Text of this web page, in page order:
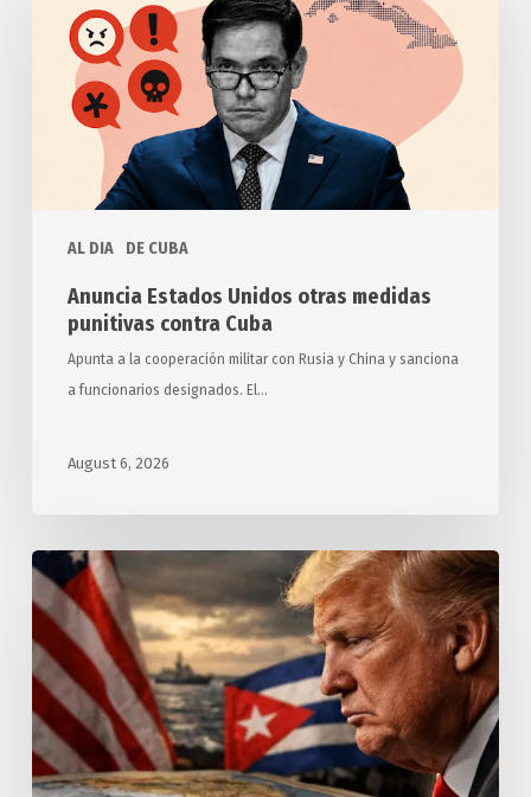
AL DIA DE CUBA
Unidos
medidas
punitivas
Anuncia Estados Unidos otras medidas
punitivas contra Cuba
Apunta a la cooperación militar con Rusia y China y sanciona
a funcionarios designados. El…
August 6, 2026
Exigen
relatores
expertos
de
ONU
a
Estados